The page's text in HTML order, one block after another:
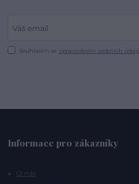
Souhlasím se zpracováním osobních údajů
Informace pro zákazníky
O nás